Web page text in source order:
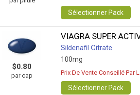
Sélectionner Pack
$0.80
par cap
VIAGRA SUPER
Sildenafil Citrate
100mg
Prix De Vente Conseillé Par
Sélectionner Pack